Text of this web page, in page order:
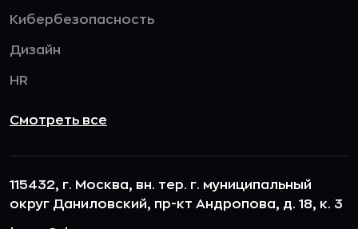
Кибербезопасность
Дизайн
HR
Смотреть все
115432, г. Москва, вн. тер. г. муниципальный
округ Даниловский, пр-кт Андропова, д. 18, к. 3